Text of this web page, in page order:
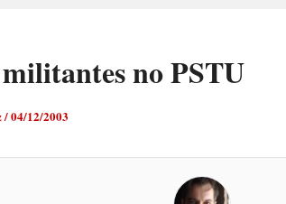
no PSTU
/04/12/2003